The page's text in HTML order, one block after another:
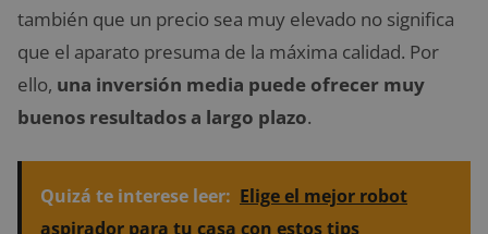
también que un precio sea muy elevado no significa
que el aparato presuma de la máxima calidad. Por
ello, una inversión media puede ofrecer muy
buenos resultados a largo plazo.
Quizá te interese leer: Elige el mejor robot
aspirador para tu casa con estos tips